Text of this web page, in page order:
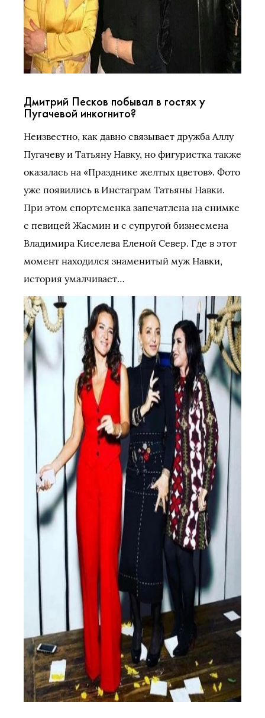
Дмитрий Песков побывал в гостях у
Пугачевой инкогнито?
Неизвестно, как давно связывает дружба Аллу
Пугачеву и Татьяну Навку, но фигуристка также
оказалась на «Празднике желтых цветов». Фото
уже появились в Инстаграм Татьяны Навки.
При этом спортсменка запечатлена на снимке
с певицей Жасмин и с супругой бизнесмена
Владимира Киселева Еленой Север. Где в этот
момент находился знаменитый муж Навки,
история умалчивает…